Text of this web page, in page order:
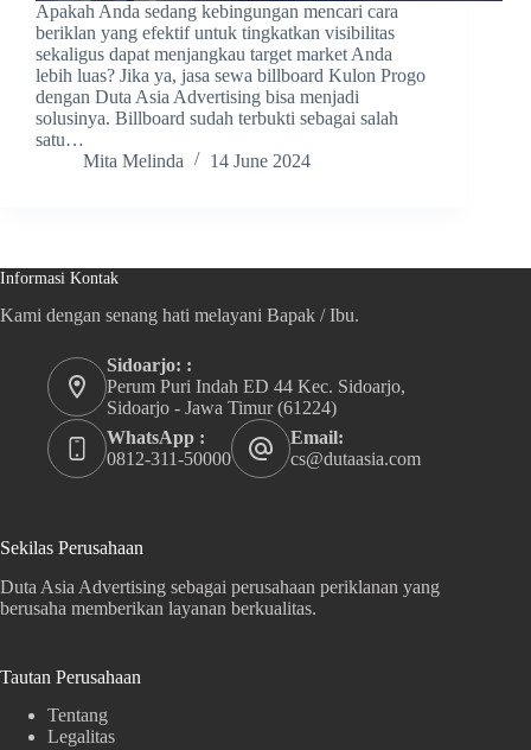
Apakah Anda sedang kebingungan mencari cara
beriklan yang efektif untuk tingkatkan visibilitas
sekaligus dapat menjangkau target market Anda
lebih luas? Jika ya, jasa sewa billboard Kulon Progo
dengan Duta Asia Advertising bisa menjadi
solusinya. Billboard sudah terbukti sebagai salah
satu…
Mita Melinda
14 June 2024
Informasi Kontak
Kami dengan senang hati melayani Bapak / Ibu.
Sidoarjo: :
Perum Puri Indah ED 44 Kec. Sidoarjo,
Sidoarjo - Jawa Timur (61224)
WhatsApp :
0812-311-50000
Email:
cs@dutaasia.com
Sekilas Perusahaan
Duta Asia Advertising sebagai perusahaan periklanan yang
berusaha memberikan layanan berkualitas.
Tautan Perusahaan
Tentang
Legalitas